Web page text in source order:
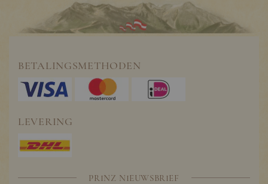
BETALINGSMETHODEN
LEVERING
PRINZ NIEUWSBRIEF